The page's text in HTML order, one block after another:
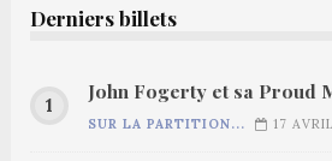
Derniers billets
John Fogerty et sa Proud
SUR LA PARTITION... 17